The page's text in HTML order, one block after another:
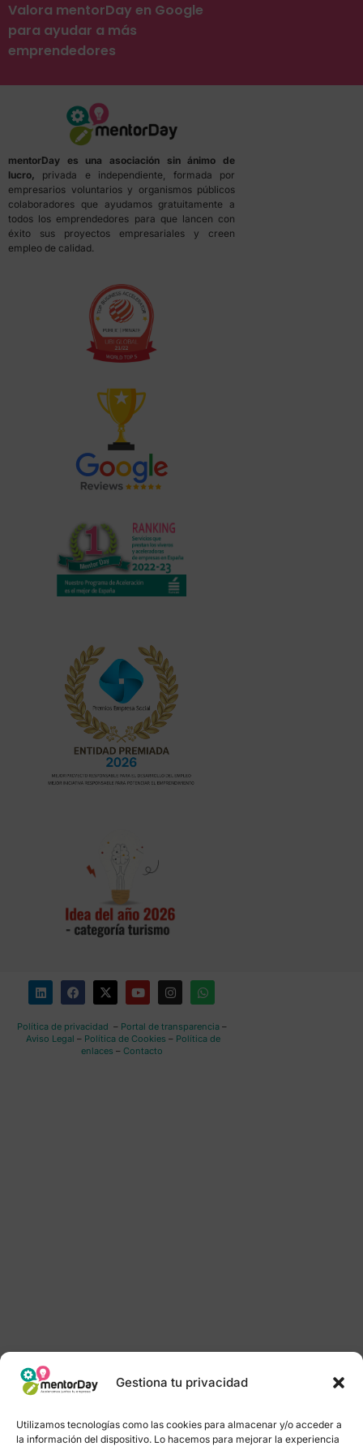
Gestiona tu privacidad
Utilizamos tecnologías como las cookies para almacenar y/o acceder a
la información del dispositivo. Lo hacemos para mejorar la experiencia
Valora mentorDay en Google
para ayudar a más
emprendedores
mentorDay es una asociación sin ánimo de
lucro, privada e independiente, formada por
empresarios voluntarios y organismos públicos
colaboradores que ayudamos gratuitamente a
todos los emprendedores para que lancen con
éxito sus proyectos empresariales y creen
empleo de calidad.
Política de privacidad – Portal de transparencia–
Aviso Legal – Política de Cookies – Política de
enlaces – Contacto